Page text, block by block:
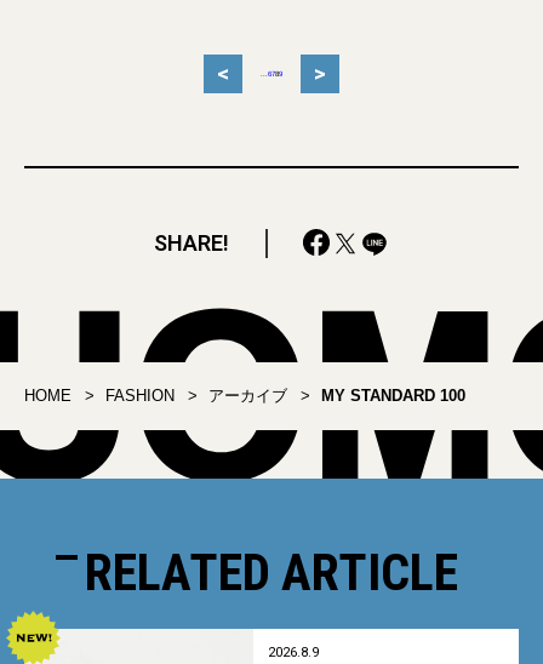
< 6789 >
SHARE!
HOME FASHION アーカイブ MY STANDARD 100
RELATED ARTICLE
2026.8.9